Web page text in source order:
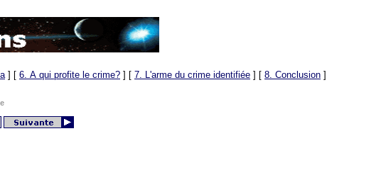
] [ 6. A qui profite le crime? ] [ 7. L'arme du crime identifiée ] [ 8. Conclusion ]